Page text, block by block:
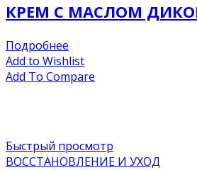
КРЕМ С МАСЛОМ ДИКОЙ
Подробнее
Add to Wishlist
Add To Compare
Быстрый просмотр
ВОССТАНОВЛЕНИЕ И УХОД